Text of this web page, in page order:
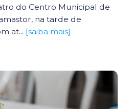
do Centro Municipal de
na tarde de
at... [saiba mais]